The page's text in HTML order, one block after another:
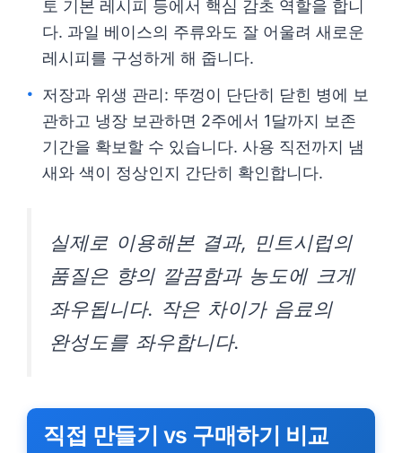
토 기본 레시피 등에서 핵심 감초 역할을 합니
다. 과일 베이스의 주류와도 잘 어울려 새로운
레시피를 구성하게 해 줍니다.
저장과 위생 관리: 뚜껑이 단단히 닫힌 병에 보
관하고 냉장 보관하면 2주에서 1달까지 보존
기간을 확보할 수 있습니다. 사용 직전까지 냄
새와 색이 정상인지 간단히 확인합니다.
실제로 이용해본 결과, 민트시럽의
품질은 향의 깔끔함과 농도에 크게
좌우됩니다. 작은 차이가 음료의
완성도를 좌우합니다.
직접 만들기 vs 구매하기 비교